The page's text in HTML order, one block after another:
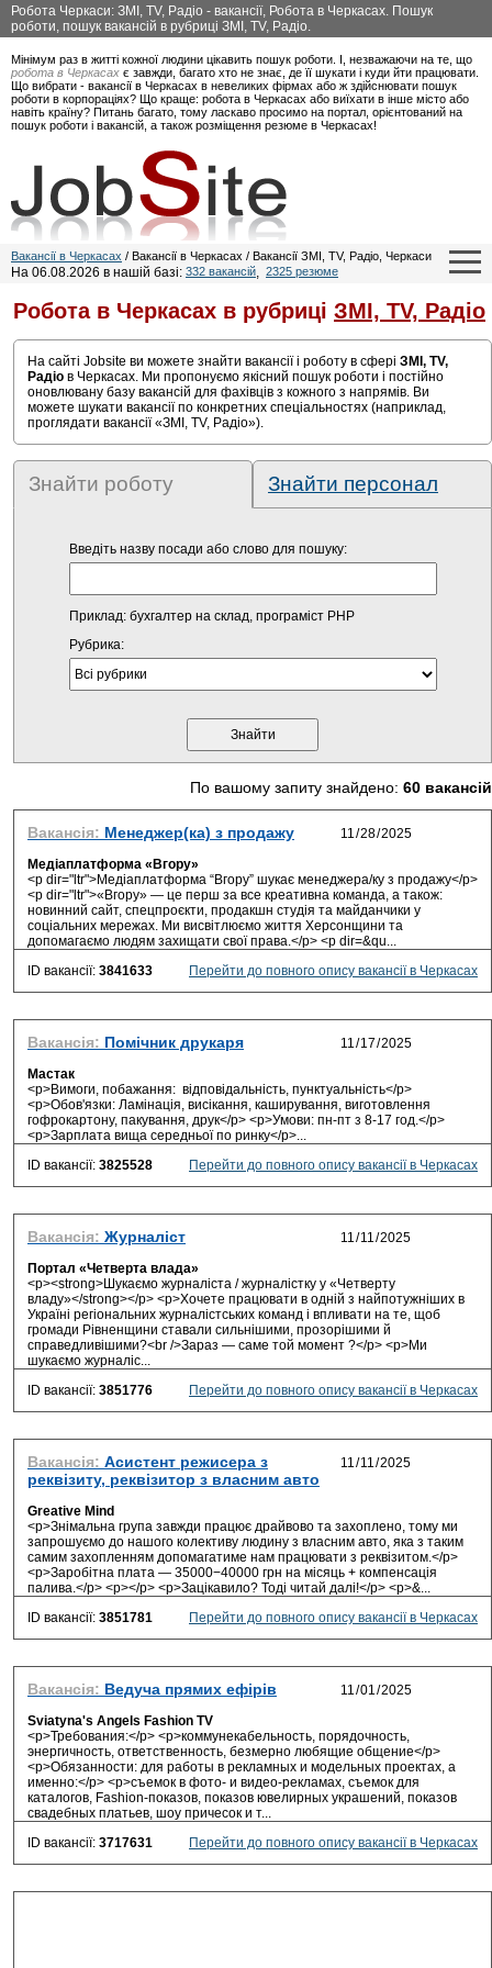
Робота Черкаси: ЗМІ, TV, Радіо - вакансії, Робота в Черкасах. Пошук
роботи, пошук вакансій в рубриці ЗМІ, TV, Радіо.
Мінімум раз в житті кожної людини цікавить пошук роботи. І, незважаючи на те, що
робота в Черкасах є завжди, багато хто не знає, де її шукати і куди йти працювати.
Що вибрати - вакансії в Черкасах в невеликих фірмах або ж здійснювати пошук
роботи в корпораціях? Що краще: робота в Черкасах або виїхати в інше місто або
навіть країну? Питань багато, тому ласкаво просимо на портал, орієнтований на
пошук роботи і вакансій, а також розміщення резюме в Черкасах!
Вакансії в Черкасах / Вакансії в Черкасах / Вакансії ЗМІ, TV, Радіо, Черкаси
На 06.08.2026 в нашій базі: 332 вакансій, 2325 резюме
Робота в Черкасах в рубриці ЗМІ, TV, Радіо
На сайті Jobsite ви можете знайти вакансії і роботу в сфері ЗМІ, TV,
Радіо в Черкасах. Ми пропонуємо якісний пошук роботи і постійно
оновлювану базу вакансій для фахівців з кожного з напрямів. Ви
можете шукати вакансії по конкретних спеціальностях (наприклад,
проглядати вакансії «ЗМІ, TV, Радіо»).
Знайти роботу Знайти персонал
Введіть назву посади або слово для пошуку:
Приклад: бухгалтер на склад, програміст PHP
Рубрика:
По вашому запиту знайдено: 60 вакансій
Вакансія: Менеджер(ка) з продажу
Медіаплатформа «Вгору»
<p dir="ltr">Медіаплатформа “Вгору” шукає менеджера/ку з продажу</p>
<p dir="ltr">«Вгору» — це перш за все креативна команда, а також:
новинний сайт, спецпроєкти, продакшн студія та майданчики у
соціальних мережах. Ми висвітлюємо життя Херсонщини та
допомагаємо людям захищати свої права.</p> <p dir=&qu...
ID вакансії: 3841633 Перейти до повного опису вакансії в Черкасах
Вакансія: Помічник друкаря
Мастак
<p>Вимоги, побажання: відповідальність, пунктуальність</p>
<p>Обов'язки: Ламінація, висікання, каширування, виготовлення
гофрокартону, пакування, друк</p> <p>Умови: пн-пт з 8-17 год.</p>
<p>Зарплата вища середньої по ринку</p>...
ID вакансії: 3825528 Перейти до повного опису вакансії в Черкасах
Вакансія: Журналіст
Портал «Четверта влада»
<p><strong>Шукаємо журналіста / журналістку у «Четверту
владу»</strong></p> <p>Хочете працювати в одній з найпотужніших в
Україні регіональних журналістських команд і впливати на те, щоб
громади Рівненщини ставали сильнішими, прозорішими й
справедливішими?<br />Зараз — саме той момент ?</p> <p>Ми
шукаємо журналіс...
ID вакансії: 3851776 Перейти до повного опису вакансії в Черкасах
Вакансія: Асистент режисера з
реквізиту, реквізитор з власним авто
Greative Mind
<p>Знімальна група завжди працює драйвово та захоплено, тому ми
запрошуємо до нашого колективу людину з власним авто, яка з таким
самим захопленням допомагатиме нам працювати з реквізитом.</p>
<p>Заробітна плата — 35000−40000 грн на місяць + компенсація
палива.</p> <p></p> <p>Зацікавило? Тоді читай далі!</p> <p>&...
ID вакансії: 3851781 Перейти до повного опису вакансії в Черкасах
Вакансія: Ведуча прямих ефірів
Sviatyna's Angels Fashion TV
<p>Требования:</p> <p>коммунекабельность, порядочность,
энергичность, ответственность, безмерно любящие общение</p>
<p>Обязанности: для работы в рекламных и модельных проектах, а
именно:</p> <p>съемок в фото- и видео-рекламах, съемок для
каталогов, Fashion-показов, показов ювелирных украшений, показов
свадебных платьев, шоу причесок и т...
ID вакансії: 3717631 Перейти до повного опису вакансії в Черкасах